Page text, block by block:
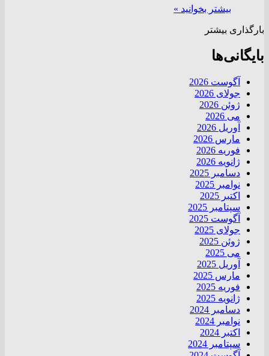
بیشتر بخوانید »
بارگذاری بیشتر
بایگانی‌ها
آگوست 2026
جولای 2026
ژوئن 2026
می 2026
آوریل 2026
مارس 2026
فوریه 2026
ژانویه 2026
دسامبر 2025
نوامبر 2025
اکتبر 2025
سپتامبر 2025
آگوست 2025
جولای 2025
ژوئن 2025
می 2025
آوریل 2025
مارس 2025
فوریه 2025
ژانویه 2025
دسامبر 2024
نوامبر 2024
اکتبر 2024
سپتامبر 2024